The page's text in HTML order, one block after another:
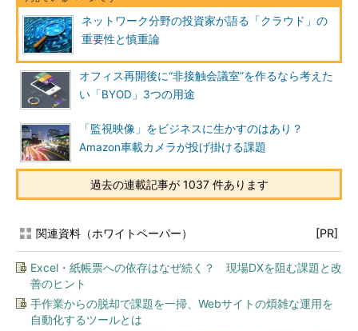
ネットワーク分野の投資家が語る「クラウド」の
重要性と慎重論
オフィス再開後に“非接触会議室”を作るなら考えた
い「BYOD」3つの用途
「監視映像」をビジネスに生かすのはあり？
Amazon車載カメラが投げ掛ける課題
過去の連載記事が 1037 件あります
関連資料（ホワイトペーパー） [PR]
Excel・紙帳票への依存はなぜ続く？ 現場DXを阻む課題と改
善のヒント
手作業からの脱却で課題を一掃、Webサイトの煩雑な運用を
自動化するツールとは